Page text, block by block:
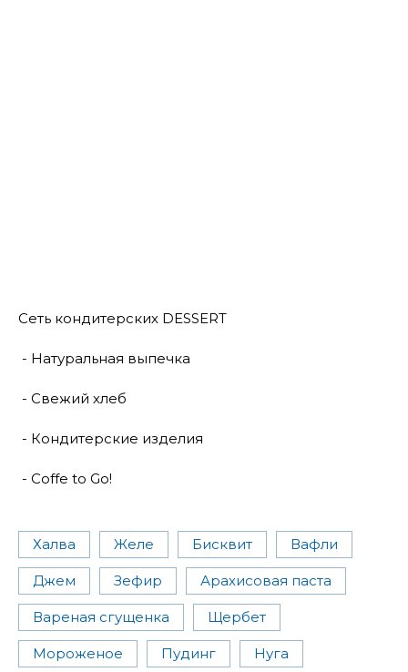
Сеть кондитерских DESSERT
- Натуральная выпечка
- Свежий хлеб
- Кондитерские изделия
- Coffe to Go!
Халва Желе Бисквит Вафли
Джем Зефир Арахисовая паста
Вареная сгущенка Щербет
Мороженое Пудинг Нуга